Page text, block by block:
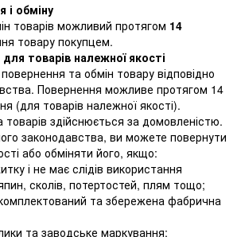
і обміну
товарів можливий протягом 14
товару покупцем.
товарів належної якості
та обмін товару відповідно
Повернення можливе протягом 14
(для товарів належної якості).
здійснюється за домовленістю.
законодавства, ви можете повернути
або обміняти його, якщо:
і не має слідів використання
сколів, потертостей, плям тощо;
та збережена фабрична
та заводське маркування;